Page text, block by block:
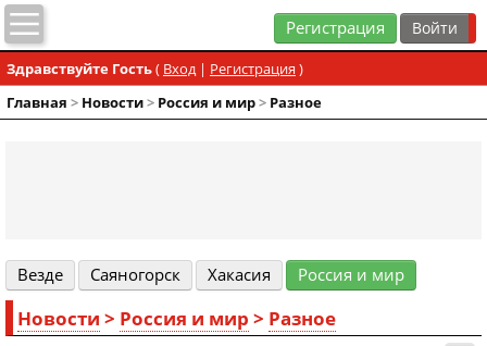
Регистрация
Здравствуйте Гость( Вход| Регистрация )
Главная > Новости> Россия и мир> Разное
Везде Cаяногорск Хакасия Россия и мир
Новости > Россия и мир > Разное